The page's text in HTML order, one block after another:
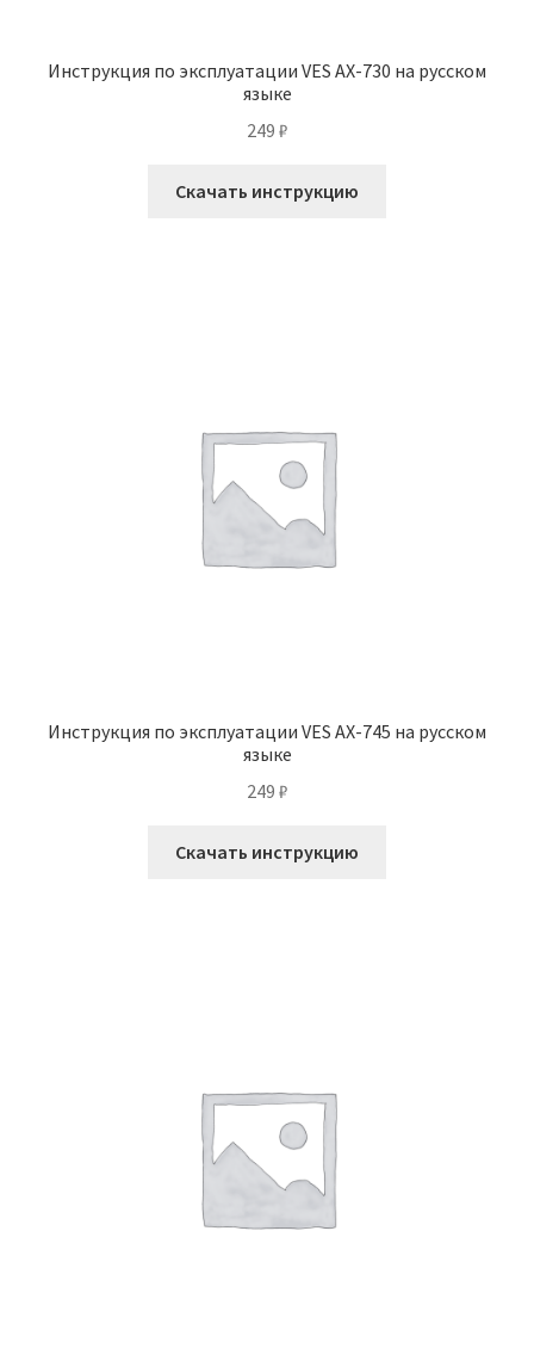
Инструкция по эксплуатации VES AX-730 на русском
языке
249 ₽
Скачать инструкцию
Инструкция по эксплуатации VES AX-745 на русском
языке
249 ₽
Скачать инструкцию